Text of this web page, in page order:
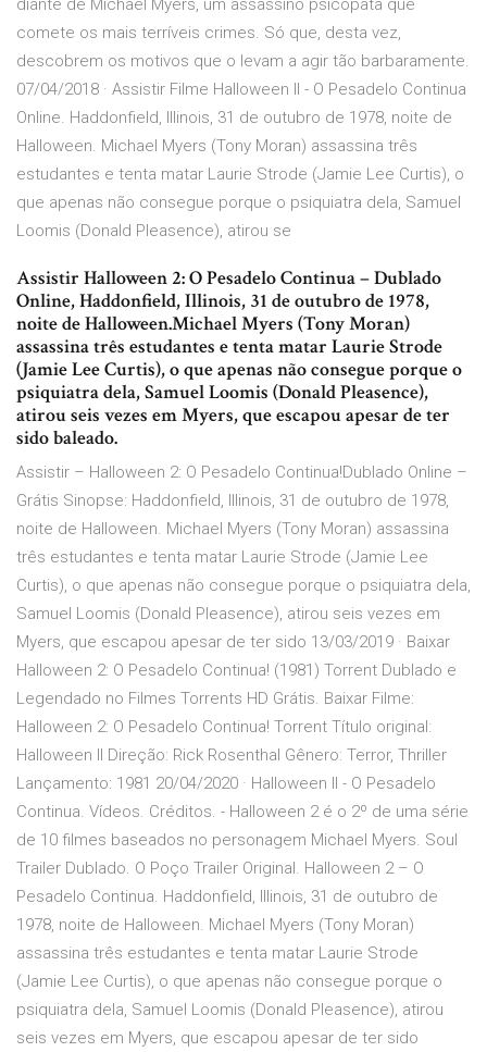
diante de Michael Myers, um assassino psicopata que
comete os mais terríveis crimes. Só que, desta vez,
descobrem os motivos que o levam a agir tão barbaramente.
07/04/2018 · Assistir Filme Halloween II - O Pesadelo Continua
Online. Haddonfield, Illinois, 31 de outubro de 1978, noite de
Halloween. Michael Myers (Tony Moran) assassina três
estudantes e tenta matar Laurie Strode (Jamie Lee Curtis), o
que apenas não consegue porque o psiquiatra dela, Samuel
Loomis (Donald Pleasence), atirou se
Assistir Halloween 2: O Pesadelo Continua – Dublado
Online, Haddonfield, Illinois, 31 de outubro de 1978,
noite de Halloween.Michael Myers (Tony Moran)
assassina três estudantes e tenta matar Laurie Strode
(Jamie Lee Curtis), o que apenas não consegue porque o
psiquiatra dela, Samuel Loomis (Donald Pleasence),
atirou seis vezes em Myers, que escapou apesar de ter
sido baleado.
Assistir – Halloween 2: O Pesadelo Continua!Dublado Online –
Grátis Sinopse: Haddonfield, Illinois, 31 de outubro de 1978,
noite de Halloween. Michael Myers (Tony Moran) assassina
três estudantes e tenta matar Laurie Strode (Jamie Lee
Curtis), o que apenas não consegue porque o psiquiatra dela,
Samuel Loomis (Donald Pleasence), atirou seis vezes em
Myers, que escapou apesar de ter sido 13/03/2019 · Baixar
Halloween 2: O Pesadelo Continua! (1981) Torrent Dublado e
Legendado no Filmes Torrents HD Grátis. Baixar Filme:
Halloween 2: O Pesadelo Continua! Torrent Título original:
Halloween II Direção: Rick Rosenthal Gênero: Terror, Thriller
Lançamento: 1981 20/04/2020 · Halloween II - O Pesadelo
Continua. Vídeos. Créditos. - Halloween 2 é o 2º de uma série
de 10 filmes baseados no personagem Michael Myers. Soul
Trailer Dublado. O Poço Trailer Original. Halloween 2 – O
Pesadelo Continua. Haddonfield, Illinois, 31 de outubro de
1978, noite de Halloween. Michael Myers (Tony Moran)
assassina três estudantes e tenta matar Laurie Strode
(Jamie Lee Curtis), o que apenas não consegue porque o
psiquiatra dela, Samuel Loomis (Donald Pleasence), atirou
seis vezes em Myers, que escapou apesar de ter sido